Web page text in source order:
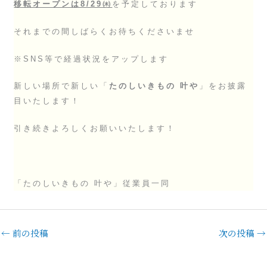
移転オープンは8/29㈭ を予定しております
それまでの間しばらくお待ちくださいませ
※SNS等で経過状況をアップします
新しい場所で新しい「 たのしいきもの 叶や 」をお披露
目いたします！
引き続きよろしくお願いいたします！
「たのしいきもの 叶や」従業員一同
← 前の投稿 次の投稿 →